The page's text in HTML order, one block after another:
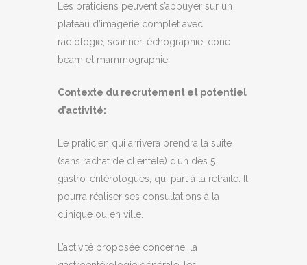
Les praticiens peuvent s’appuyer sur un
plateau d’imagerie complet avec
radiologie, scanner, échographie, cone
beam et mammographie.
Contexte du recrutement et potentiel
d’activité:
Le praticien qui arrivera prendra la suite
(sans rachat de clientèle) d’un des 5
gastro-entérologues, qui part à la retraite. Il
pourra réaliser ses consultations à la
clinique ou en ville.
L’activité proposée concerne: la